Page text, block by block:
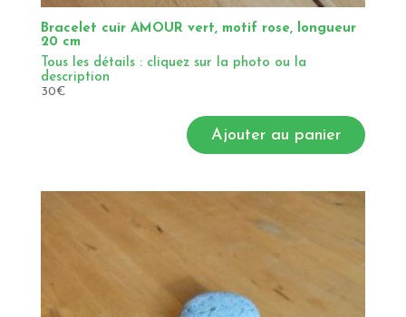
Bracelet cuir AMOUR vert, motif rose, longueur
20 cm
Tous les détails : cliquez sur la photo ou la
description
30€
Ajouter au panier